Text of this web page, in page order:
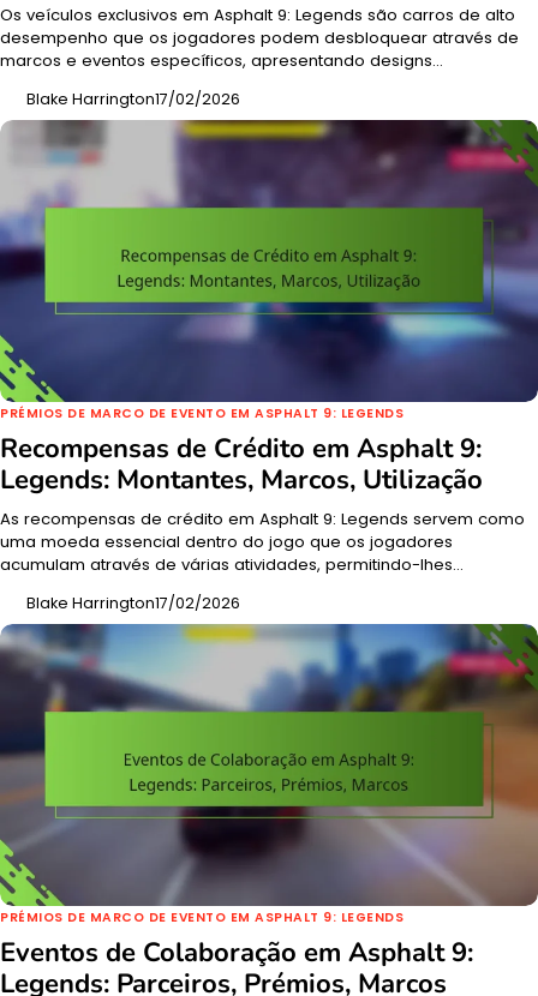
Os veículos exclusivos em Asphalt 9: Legends são carros de alto
desempenho que os jogadores podem desbloquear através de
marcos e eventos específicos, apresentando designs…
Blake Harrington17/02/2026
PRÉMIOS DE MARCO DE EVENTO EM ASPHALT 9: LEGENDS
Recompensas de Crédito em Asphalt 9:
Legends: Montantes, Marcos, Utilização
As recompensas de crédito em Asphalt 9: Legends servem como
uma moeda essencial dentro do jogo que os jogadores
acumulam através de várias atividades, permitindo-lhes…
Blake Harrington17/02/2026
PRÉMIOS DE MARCO DE EVENTO EM ASPHALT 9: LEGENDS
Eventos de Colaboração em Asphalt 9:
Legends: Parceiros, Prémios, Marcos